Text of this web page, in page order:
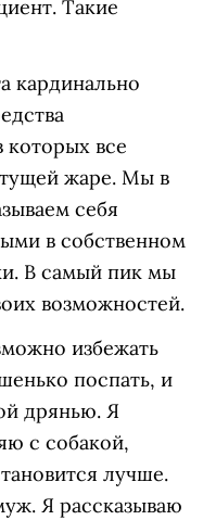
Такие
кардинально
которых все
жаре. Мы в
себя
в собственном
В самый пик мы
возможностей.
избежать
поспать, и
дрянью. Я
с собакой,
лучше.
Я рассказываю